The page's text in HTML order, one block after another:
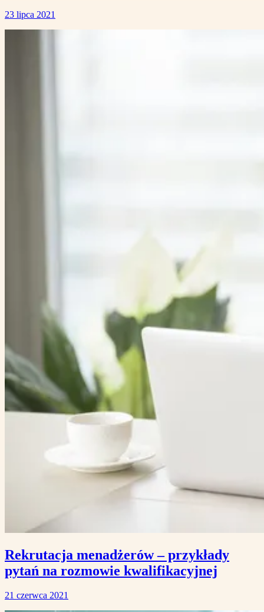
23 lipca 2021
Rekrutacja menadżerów – przykłady
pytań na rozmowie kwalifikacyjnej
21 czerwca 2021